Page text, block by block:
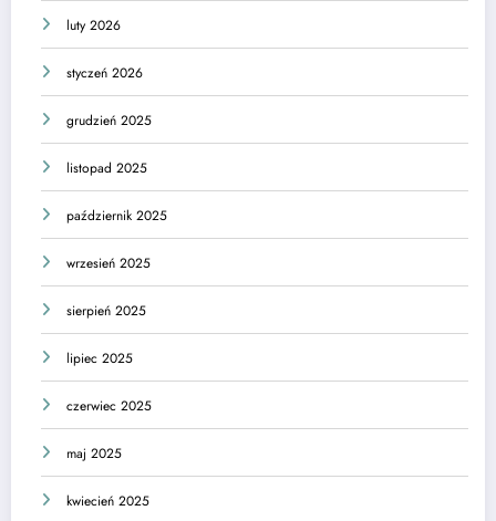
luty 2026
styczeń 2026
grudzień 2025
listopad 2025
październik 2025
wrzesień 2025
sierpień 2025
lipiec 2025
czerwiec 2025
maj 2025
kwiecień 2025